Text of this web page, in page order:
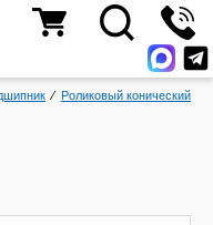
⁄ Роликовый конический